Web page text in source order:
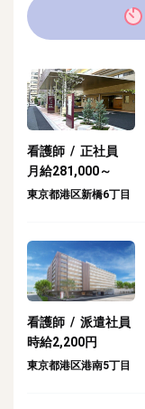
看護師 / 正社員
月給281,000～
東京都港区新橋6丁目
看護師 / 派遣社員
時給2,200円
東京都港区港南5丁目